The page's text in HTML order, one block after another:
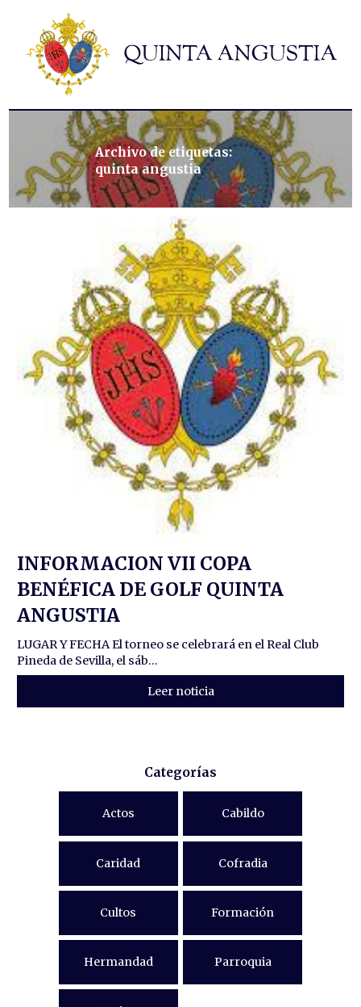
Hermandad
Titulares
Historia y patrimonio
Noticias
Formularios
Archivo de etiquetas:
quinta angustia
INFORMACION VII COPA
BENÉFICA DE GOLF QUINTA
ANGUSTIA
LUGAR Y FECHA El torneo se celebrará en el Real Club
Pineda de Sevilla, el sáb...
Leer noticia
Categorías
Actos Cabildo
Caridad Cofradia
Cultos Formación
Hermandad Parroquia